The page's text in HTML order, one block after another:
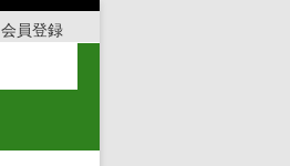
会員登録